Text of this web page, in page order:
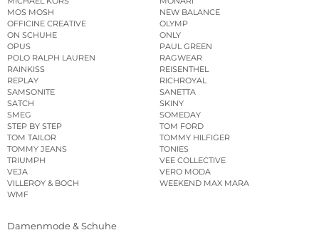
MOS MOSH
NEW BALANCE
OFFICINE CREATIVE
OLYMP
ON SCHUHE
ONLY
OPUS
PAUL GREEN
POLO RALPH LAUREN
RAGWEAR
RAINKISS
REISENTHEL
REPLAY
RICHROYAL
SAMSONITE
SANETTA
SATCH
SKINY
SMEG
SOMEDAY
STEP BY STEP
TOM FORD
TOM TAILOR
TOMMY HILFIGER
TOMMY JEANS
TONIES
TRIUMPH
VEE COLLECTIVE
VEJA
VERO MODA
VILLEROY & BOCH
WEEKEND MAX MARA
WMF
Damenmode & Schuhe